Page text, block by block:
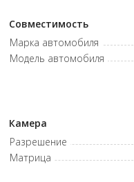
вкл/откл • Зеркальность
12В • Температура
-20~80℃
Совместимость
Марка автомобиля
Модель автомобиля
Камера
Разрешение
Матрица